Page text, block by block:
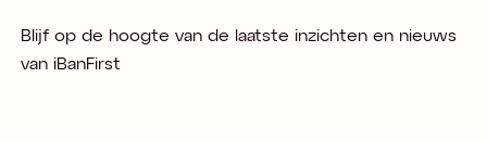
Blijf op de hoogte van de laatste inzichten en nieuws
van iBanFirst